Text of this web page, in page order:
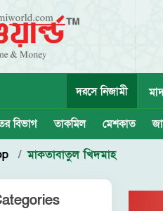
দরসে নিজামী
বিভাগ তাকমিল মেশকাত
মাকতাবাতুল খিদমাহ